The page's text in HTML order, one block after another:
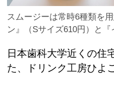
スムージーは常時6種類を
ン』（Sサイズ610円）と『
日本歯科大学近くの住
た、ドリンク工房ひよこ